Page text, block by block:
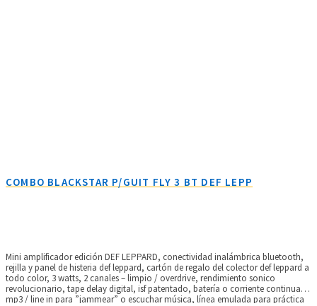
COMBO BLACKSTAR P/GUIT FLY 3 BT DEF LEPP
Mini amplificador edición DEF LEPPARD, conectividad inalámbrica bluetooth,
rejilla y panel de histeria def leppard, cartón de regalo del colector def leppard a
todo color, 3 watts, 2 canales – limpio / overdrive, rendimiento sonico
revolucionario, tape delay digital, isf patentado, batería o corriente continua,
mp3 / line in para ”jammear” o escuchar música, línea emulada para práctica